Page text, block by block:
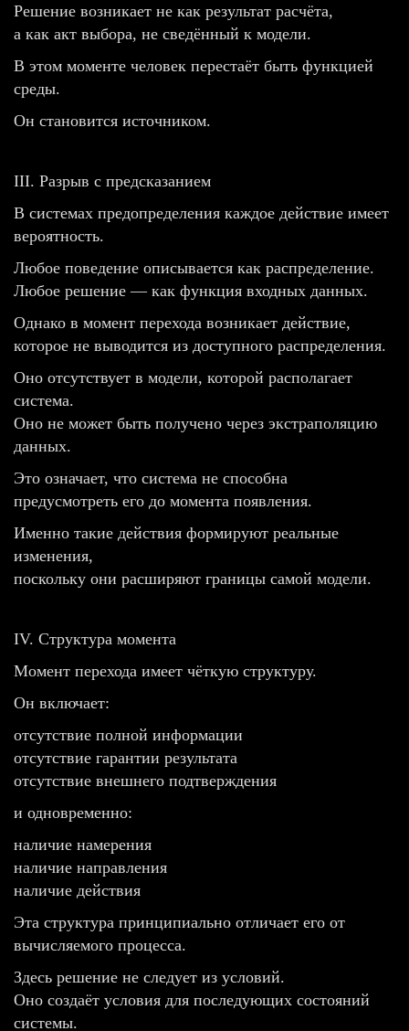
Решение возникает не как результат расчёта,
а как акт выбора, не сведённый к модели.
В этом моменте человек перестаёт быть функцией
среды.
Он становится источником.
III. Разрыв с предсказанием
В системах предопределения каждое действие имеет
вероятность.
Любое поведение описывается как распределение.
Любое решение — как функция входных данных.
Однако в момент перехода возникает действие,
которое не выводится из доступного распределения.
Оно отсутствует в модели, которой располагает
система.
Оно не может быть получено через экстраполяцию
данных.
Это означает, что система не способна
предусмотреть его до момента появления.
Именно такие действия формируют реальные
изменения,
поскольку они расширяют границы самой модели.
IV. Структура момента
Момент перехода имеет чёткую структуру.
Он включает:
отсутствие полной информации
отсутствие гарантии результата
отсутствие внешнего подтверждения
и одновременно:
наличие намерения
наличие направления
наличие действия
Эта структура принципиально отличает его от
вычисляемого процесса.
Здесь решение не следует из условий.
Оно создаёт условия для последующих состояний
системы.